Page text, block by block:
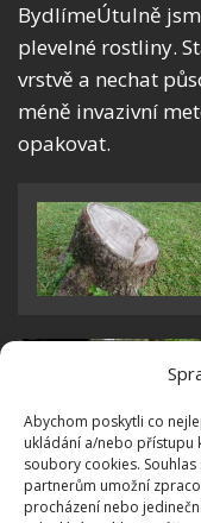
Abychom poskytli co
ukládání a/nebo přístupu
soubory cookies.
partnerům umožní
procházení nebo
BydlímeÚtulně
plevelné rostliny.
vrstvě a nechat
méně invazivní
opakovat.